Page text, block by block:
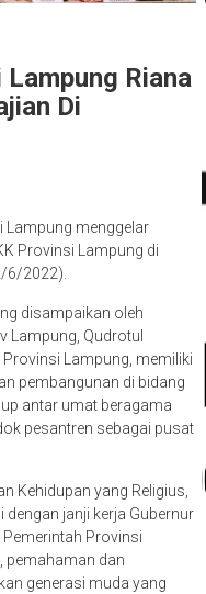
Riana
Di
Lampung menggelar
Provinsi Lampung di
6/2022).
disampaikan oleh
Lampung, Qudrotul
Lampung, memiliki
pembangunan di bidang
antar umat beragama
pesantren sebagai pusat
Kehidupan yang Religius,
janji kerja Gubernur
Provinsi
pemahaman dan
generasi muda yang